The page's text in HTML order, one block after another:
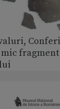
fragment